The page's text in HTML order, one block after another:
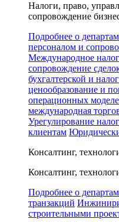
Налоги, право,
сопровождение
Подробнее о
персоналом и
Международное
сопровождение
бухгалтерской и
ценообразование и
операционных
международная
Урегулирование
клиентам
Консалтинг,
Консалтинг,
Подробнее о
транзакций
строительными